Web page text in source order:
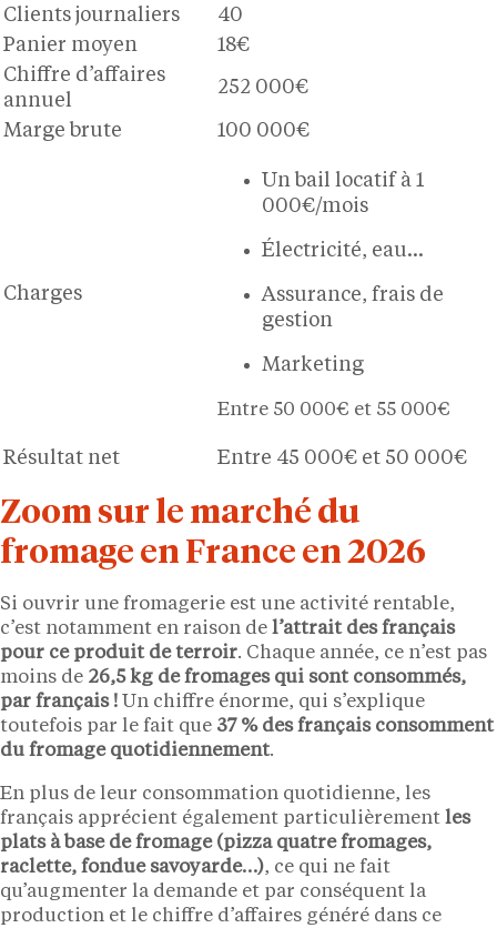
Clients journaliers
40
Panier moyen
18€
Chiffre d’affaires
annuel
252 000€
Marge brute 100 000€
Charges
Un bail locatif à 1
000€/mois
Électricité, eau…
Assurance, frais de
gestion
Marketing
Entre 50 000€ et 55 000€
Résultat net Entre 45 000€ et 50 000€
Zoom sur le marché du
fromage en France en 2026
Si ouvrir une fromagerie est une activité rentable,
c’est notamment en raison de l’attrait des français
pour ce produit de terroir. Chaque année, ce n’est pas
moins de 26,5 kg de fromages qui sont consommés,
par français ! Un chiffre énorme, qui s’explique
toutefois par le fait que 37 % des français consomment
du fromage quotidiennement.
En plus de leur consommation quotidienne, les
français apprécient également particulièrement les
plats à base de fromage (pizza quatre fromages,
raclette, fondue savoyarde…), ce qui ne fait
qu’augmenter la demande et par conséquent la
production et le chiffre d’affaires généré dans ce